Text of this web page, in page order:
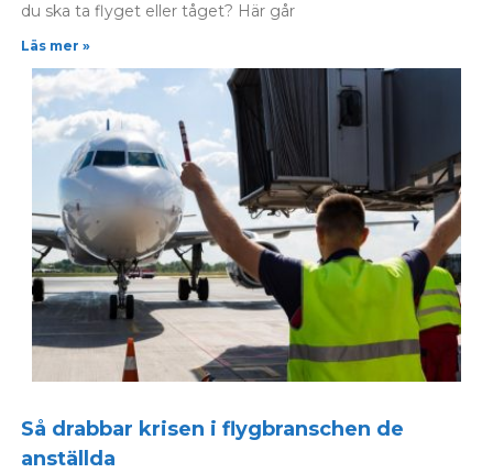
du ska ta flyget eller tåget? Här går
Läs mer »
Så drabbar krisen i flygbranschen de
anställda